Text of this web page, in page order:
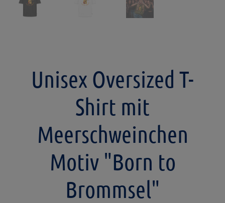
Unisex Oversized T-
Shirt mit
Meerschweinchen
Motiv "Born to
Brommsel"